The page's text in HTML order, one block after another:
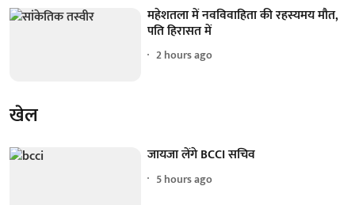
महेशतला में नवविवाहिता की रहस्यमय मौत,
पति हिरासत में
2 hours ago
खेल
जायजा लेंगे BCCI सचिव
5 hours ago